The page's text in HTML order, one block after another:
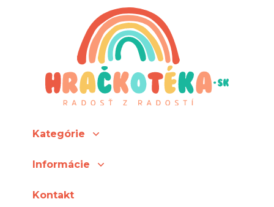
Kategórie
Informácie
Kontakt